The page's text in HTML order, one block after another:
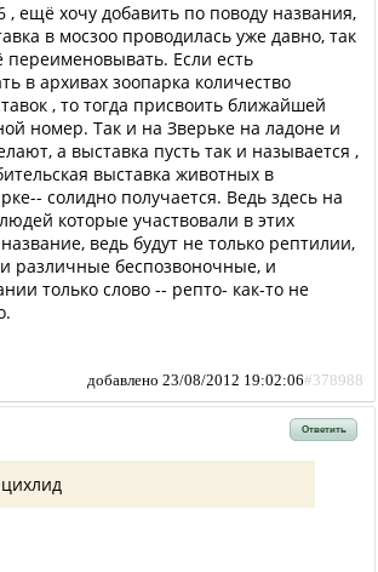
, ещё хочу добавить по поводу названия,
в мосзоо проводилась уже давно, так
переименовывать. Если есть
в архивах зоопарка количество
, то тогда присвоить ближайшей
номер. Так и на Зверьке на ладоне и
а выставка пусть так и называется ,
выставка животных в
солидно получается. Ведь здесь на
которые участвовали в этих
ведь будут не только рептилии,
различные беспозвоночные, и
только слово -- репто- как-то не
добавлено 23/08/2012 19:02:06#378988
Ответить
цихлид